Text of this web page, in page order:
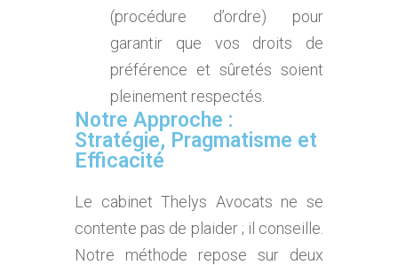
(procédure d’ordre) pour
garantir que vos droits de
préférence et sûretés soient
pleinement respectés.
Notre Approche :
Stratégie, Pragmatisme et
Efficacité
Le cabinet Thelys Avocats ne se
contente pas de plaider ; il conseille.
Notre méthode repose sur deux